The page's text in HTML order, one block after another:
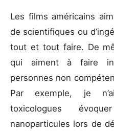
Les films américains
de scientifiques ou
tout et tout faire. De
qui aiment à faire
personnes non
Par exemple, je
toxicologues
nanoparticules lors de